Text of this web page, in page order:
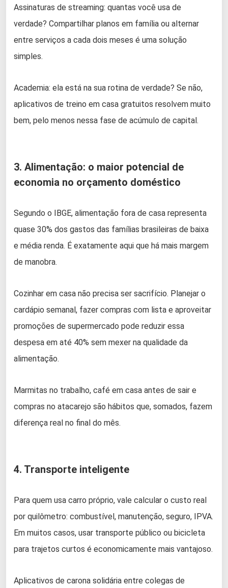
Assinaturas de streaming: quantas você usa de
verdade? Compartilhar planos em família ou alternar
entre serviços a cada dois meses é uma solução
simples.
Academia: ela está na sua rotina de verdade? Se não,
aplicativos de treino em casa gratuitos resolvem muito
bem, pelo menos nessa fase de acúmulo de capital.
3. Alimentação: o maior potencial de
economia no orçamento doméstico
Segundo o IBGE, alimentação fora de casa representa
quase 30% dos gastos das famílias brasileiras de baixa
e média renda. É exatamente aqui que há mais margem
de manobra.
Cozinhar em casa não precisa ser sacrifício. Planejar o
cardápio semanal, fazer compras com lista e aproveitar
promoções de supermercado pode reduzir essa
despesa em até 40% sem mexer na qualidade da
alimentação.
Marmitas no trabalho, café em casa antes de sair e
compras no atacarejo são hábitos que, somados, fazem
diferença real no final do mês.
4. Transporte inteligente
Para quem usa carro próprio, vale calcular o custo real
por quilômetro: combustível, manutenção, seguro, IPVA.
Em muitos casos, usar transporte público ou bicicleta
para trajetos curtos é economicamente mais vantajoso.
Aplicativos de carona solidária entre colegas de